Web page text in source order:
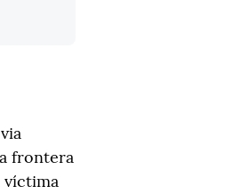
frontera
víctima